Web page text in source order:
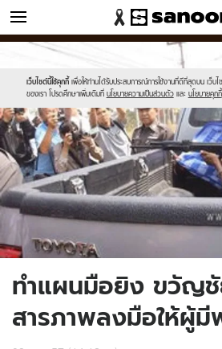
ข่าว
เว็บไซต์นี้ใช้คุกกี้ เพื่อให้ท่านได้รับประสบการณ์การใช้งานที่ดีที่สุดบน เว็บไ
ของเรา โปรดศึกษาเพิ่มเติมที่ นโยบายความเป็นส่วนตัว และ นโยบายคุกกี้
Sanook
//s.isanook.com/sr/0/images/logo-
sanook.png
//s.isanook.com/ns/0/ud/292/1461090/
ทำแผนมือยิง ขวัญ
สารภาพลงมือให้ผู้